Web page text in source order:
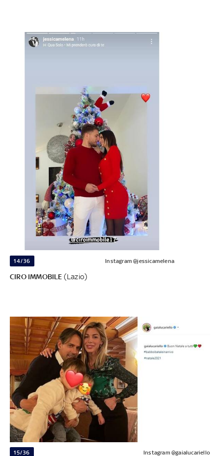
14/36 Instagram @jessicamelena
CIRO IMMOBILE (Lazio)
15/36 Instagram @gaialucariello